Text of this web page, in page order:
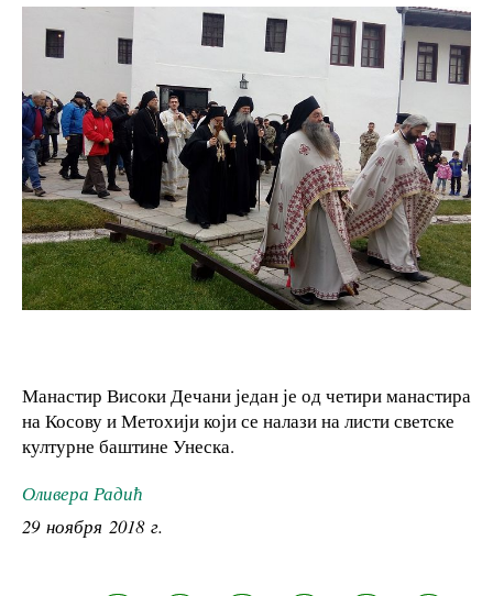
Манастир Високи Дечани један је од четири манастира
на Косову и Метохији који се налази на листи светске
културне баштине Унеска.
Оливера Радић
29 ноября 2018 г.